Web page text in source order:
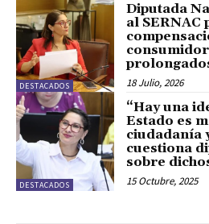
DESTACADOS
Diputada
al SERNAC
18 Julio, 2026
DESTACADOS
“Hay una
Estado es
ciudadanía
cuestiona
sobre
15 Octubre, 2025